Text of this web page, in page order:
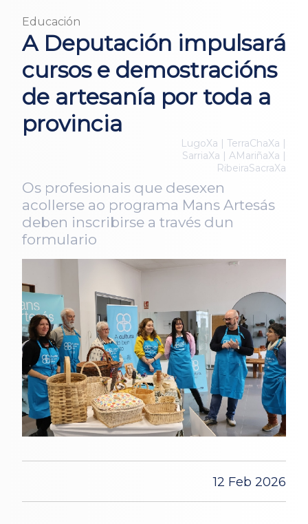
Educación
A Deputación impulsará
cursos e demostracións
de artesanía por toda a
provincia
LugoXa | TerraChaXa |
SarriaXa | AMariñaXa |
RibeiraSacraXa
Os profesionais que desexen
acollerse ao programa Mans Artesás
deben inscribirse a través dun
formulario
12 Feb 2026